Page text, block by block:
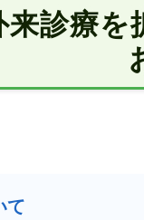
診療を
て